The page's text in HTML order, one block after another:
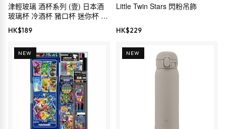
津輕玻璃 酒杯系列 (壹) 日本酒
玻璃杯 冷酒杯 豬口杯 迷你杯 手
工製 日本製
HK$189
Little Twin Stars 閃粉吊飾
HK$229
NEW NEW